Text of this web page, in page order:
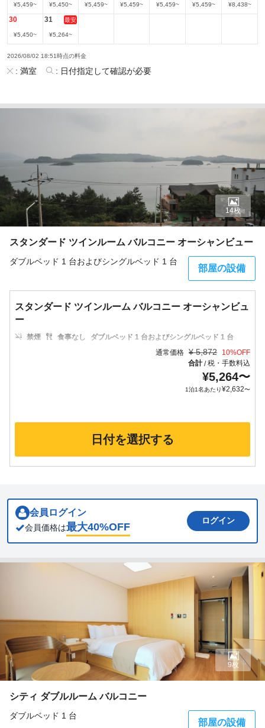
¥5,459~ ¥5,450~ ¥5,459~ ¥5,459~ ¥5,459~ ¥5,459~ ¥8,438~
30
¥5,450~
31 最安
¥5,264~
2026/08/02 18:51時点の料金
: 満室 : 日付指定して確認が必要
スタンダード ツインルーム バルコニー オーシャンビュー
ダブルベッド 1 台およびシングルベッド 1 台
部屋の設備
14枚
スタンダード ツインルーム バルコニー オーシャンビュ
ー
禁煙 食事なし
ダブルベッド 1 台およびシングルベッド 1 台
通常価格 ¥ 5,872 10%OFF
合計/税・手数料込
¥5,264〜
1泊1名あたり¥2,632〜
日付を選択する
会員ログイン
会員価格は最大40%OFF
ログイン
シティ ダブルルーム バルコニー
ダブルベッド 1 台
部屋の設備
9枚